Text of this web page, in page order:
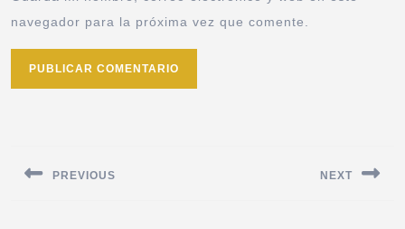
navegador para la próxima vez que comente.
PREVIOUS NEXT